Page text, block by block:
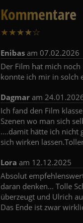
Kommentare
★★★★☆
Enibas am 07.02.2026
Der Film hat mich
konnte ich mir in solch
Dagmar am
Ich fand den Film
Szenen wo man sich
....damit hätte ich nicht
sich wirken
Lora am 12.12.2025
Absolut
daran denken... Tolle
überzeugt und Ulrich
Das Ende ist zwar